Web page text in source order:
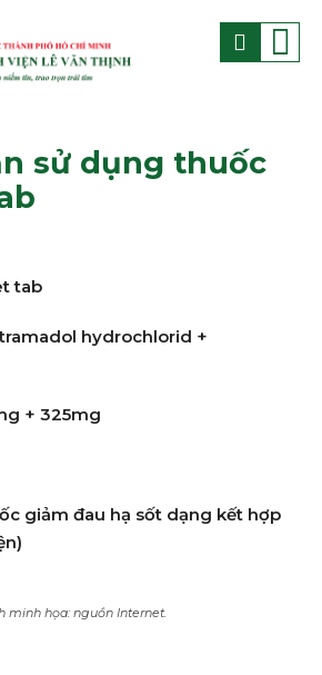
sử dụng thuốc
tab
tramadol hydrochlorid +
+ 325mg
giảm đau hạ sốt dạng kết hợp
minh họa: nguồn Internet.